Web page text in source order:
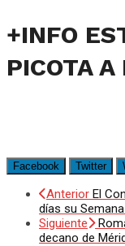
+INFO
PICOTA
Facebook Twitter
Anterior El
días su
Siguiente
decano de